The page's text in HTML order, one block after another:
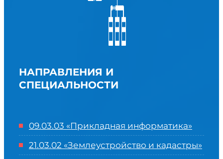
НАПРАВЛЕНИЯ И
СПЕЦИАЛЬНОСТИ
09.03.03 «Прикладная информатика»
21.03.02 «Землеустройство и кадастры»